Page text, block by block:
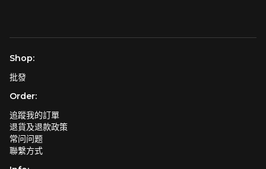
Shop:
批發
Order:
追蹤我的訂單
退貨及退款政策
常问问题
聯繫方式